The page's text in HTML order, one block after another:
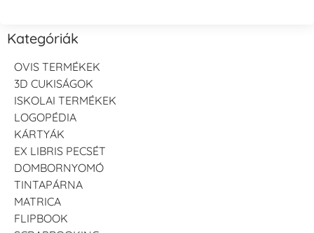
Kategóriák
OVIS TERMÉKEK
3D CUKISÁGOK
ISKOLAI TERMÉKEK
LOGOPÉDIA
KÁRTYÁK
EX LIBRIS PECSÉT
DOMBORNYOMÓ
TINTAPÁRNA
MATRICA
FLIPBOOK